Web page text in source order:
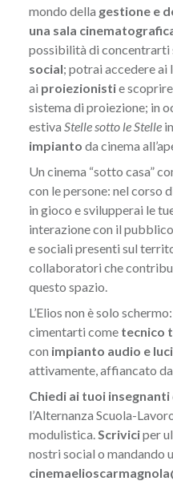
mondo della gestione e
una sala
possibilità di concentrarti
social; potrai accedere ai
ai proiezionistie
sistema di proiezione; in
estiva Stelle sotto le Stelle
impianto da cinema
Un cinema “sotto casa”
con le persone: nel corso
in gioco e svilupperai le
interazione con il
e sociali presenti sul
collaboratori che
questo spazio.
L’Elios non è solo
cimentarti come tecnico
con impianto audio e luci
attivamente, affiancato da
Chiedi ai tuoi insegnanti
l’Alternanza Scuola-
modulistica. Scriviciper
nostri social o mandando